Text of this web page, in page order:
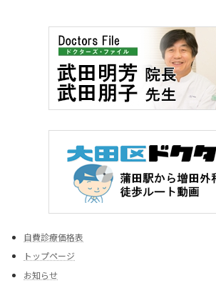
自費診療価格表
トップページ
お知らせ